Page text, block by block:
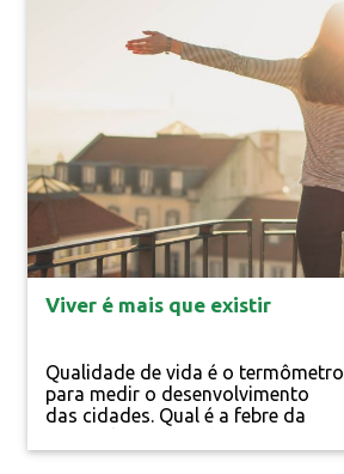
Viver é mais que existir
Qualidade de vida é o termômetro
para medir o desenvolvimento
das cidades. Qual é a febre da
de cidade, o que mais pesa na sua